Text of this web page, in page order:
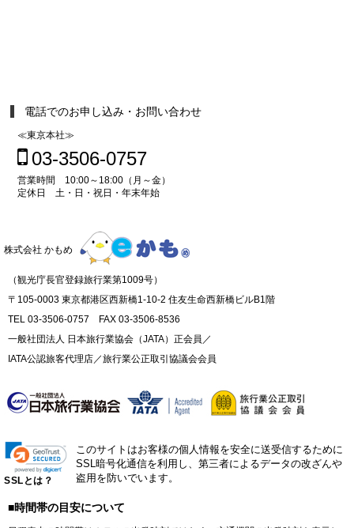
電話でのお申し込み・お問い合わせ
≪東京本社≫
03-3506-0757
営業時間 10:00～18:00（月～金）
定休日 土・日・祝日・年末年始
株式会社 かもめ
（観光庁長官登録旅行業第1009号）
〒105-0003 東京都港区西新橋1-10-2 住友生命西新橋ビルB1階
TEL 03-3506-0757 FAX 03-3506-8536
一般社団法人 日本旅行業協会（JATA）正会員／
IATA公認旅客代理店／旅行業公正取引協議会会員
SSLとは？
このサイトはお客様の個人情報を安全に送受信するために
SSL暗号化通信を利用し、第三者によるデータの改ざんや
盗用を防いでいます。
■時間帯の目安について